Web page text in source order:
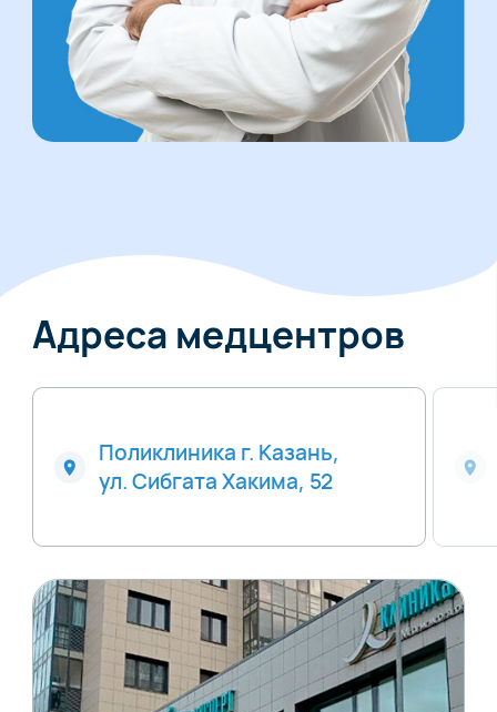
Адреса медцентров
Поликлиника г. Казань,
ул. Сибгата Хакима, 52